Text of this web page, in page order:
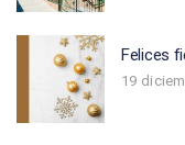
Felices
19